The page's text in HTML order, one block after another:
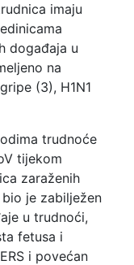
imaju
događaja u
na
(3), H1N1
trudnoće
tijekom
zaraženih
je zabilježen
u trudnoći,
fetusa i
i povećan